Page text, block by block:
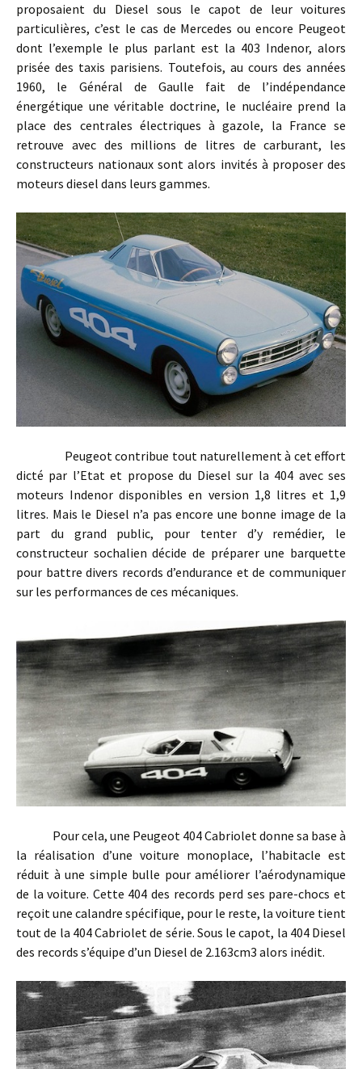
proposaient du Diesel sous le capot de leur voitures
particulières, c’est le cas de Mercedes ou encore Peugeot
dont l’exemple le plus parlant est la 403 Indenor, alors
prisée des taxis parisiens. Toutefois, au cours des années
1960, le Général de Gaulle fait de l’indépendance
énergétique une véritable doctrine, le nucléaire prend la
place des centrales électriques à gazole, la France se
retrouve avec des millions de litres de carburant, les
constructeurs nationaux sont alors invités à proposer des
moteurs diesel dans leurs gammes.
Peugeot contribue tout naturellement à cet effort
dicté par l’Etat et propose du Diesel sur la 404 avec ses
moteurs Indenor disponibles en version 1,8 litres et 1,9
litres. Mais le Diesel n’a pas encore une bonne image de la
part du grand public, pour tenter d’y remédier, le
constructeur sochalien décide de préparer une barquette
pour battre divers records d’endurance et de communiquer
sur les performances de ces mécaniques.
Pour cela, une Peugeot 404 Cabriolet donne sa base à
la réalisation d’une voiture monoplace, l’habitacle est
réduit à une simple bulle pour améliorer l’aérodynamique
de la voiture. Cette 404 des records perd ses pare-chocs et
reçoit une calandre spécifique, pour le reste, la voiture tient
tout de la 404 Cabriolet de série. Sous le capot, la 404 Diesel
des records s’équipe d’un Diesel de 2.163cm3 alors inédit.